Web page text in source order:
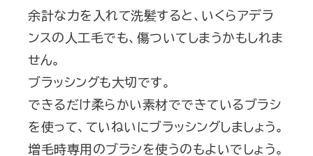
余計な力を入れて洗髪すると、いくらアデラ
ンスの人工毛でも、傷ついてしまうかもしれま
せん。
ブラッシングも大切です。
できるだけ柔らかい素材でできているブラシ
を使って、ていねいにブラッシングしましょう。
増毛時専用のブラシを使うのもよいでしょう。